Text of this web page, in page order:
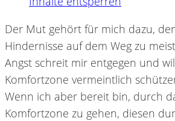
Der Mut gehört für mich dazu,
Hindernisse auf dem Weg zu
Angst schreit mir entgegen und
Komfortzone vermeintlich
Wenn ich aber bereit bin, durch
Komfortzone zu gehen, diesen